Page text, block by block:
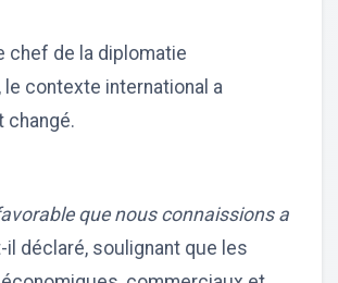
chef de la diplomatie
le contexte international a
changé.
que nous connaissions a
il déclaré, soulignant que les